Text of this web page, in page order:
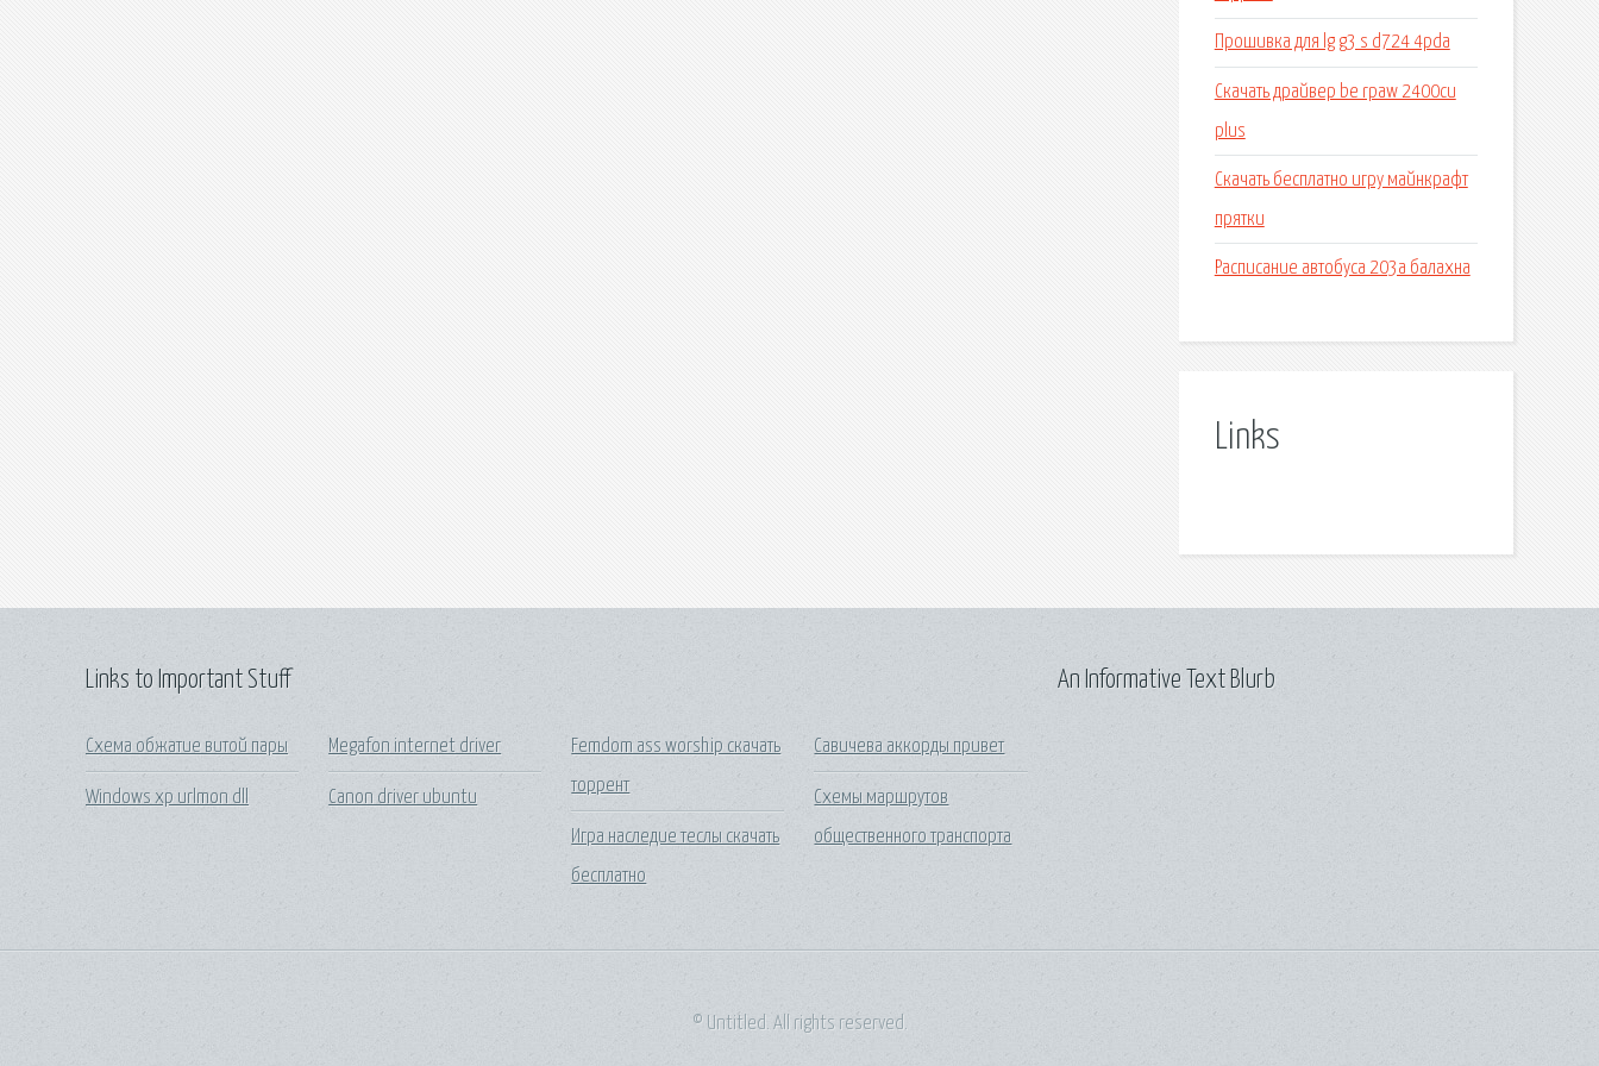
Прошивка для lg g3 s d724 4pda
Скачать драйвер be rpaw 2400cu
plus
Скачать бесплатно игру майнкрафт
прятки
Расписание автобуса 203а балахна
Links
Links to Important Stuff
Схема обжатие витой пары
Windows xp urlmon dll
Megafon internet driver
Canon driver ubuntu
Femdom ass worship скачать
торрент
Игра наследие теслы скачать
бесплатно
Савичева аккорды привет
Схемы маршрутов
общественного транспорта
An Informative Text Blurb
© Untitled. All rights reserved.